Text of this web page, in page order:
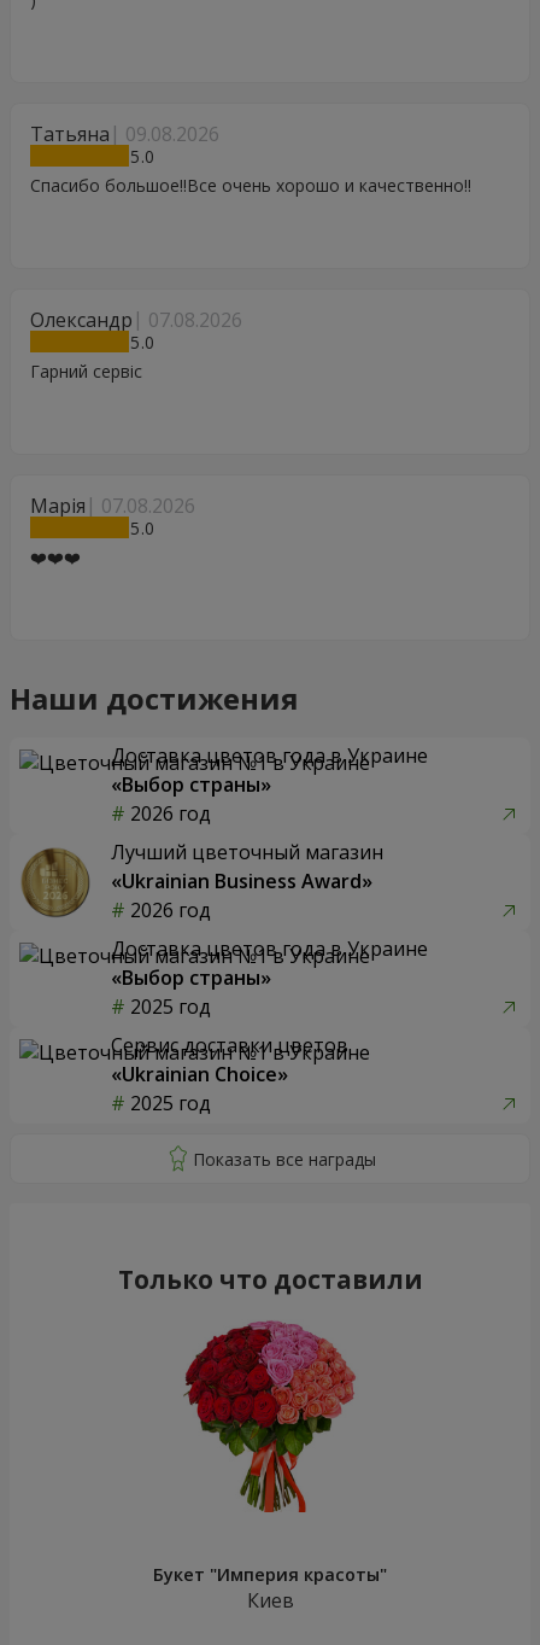
Татьяна 09.08.2026
5
Спасибо большое!!Все очень хорошо и качественно!!
Олександр 07.08.2026
5
Гарний сервіс
Марія 07.08.2026
5
❤️❤️❤️
Наши достижения
Доставка цветов года в Украине
«Выбор страны»
2026 год
Лучший цветочный магазин
«Ukrainian Business Award»
2026 год
Доставка цветов года в Украине
«Выбор страны»
2025 год
Сервис доставки цветов
«Ukrainian Choice»
2025 год
Только что доставили
Букет "Империя красоты"
Киев